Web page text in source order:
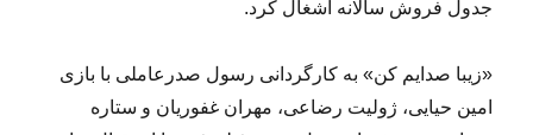
جدول فروش سالانه اشغال کرد.
«زیبا صدایم کن» به کارگردانی رسول صدرعاملی با بازی
امین حیایی، ژولیت رضاعی، مهران غفوریان و ستاره